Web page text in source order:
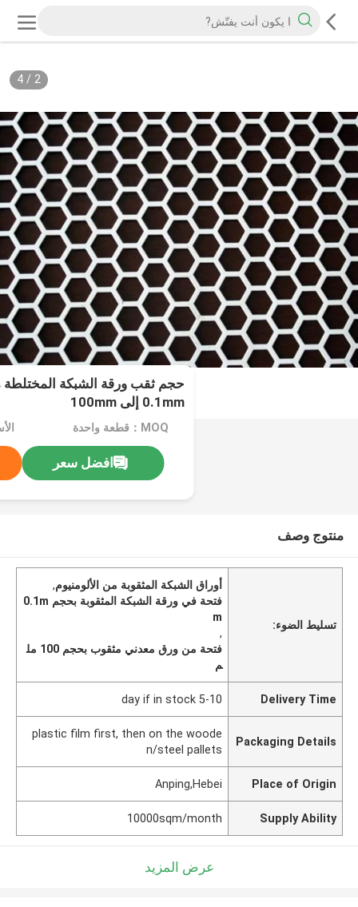
2
/
4
حجم ثقب ورقة الشبكة المختلطة
0.1mm إلى 100mm
MOQ：قطعة واحدة
افضل سعر
منتوج وصف
تسليط الضوء:
أوراق الشبكة المثقوبة من الألومنيوم,
فتحة في ورقة الشبكة المثقوبة بحجم 0.1m
m
,
فتحة من ورق معدني مثقوب بحجم 100 مل
م
Delivery Time
5-10 day if in stock
Packaging Details
plastic film first, then on the woode
n/steel pallets
Place of Origin
Anping,Hebei
Supply Ability
10000sqm/month
عرض المزيد